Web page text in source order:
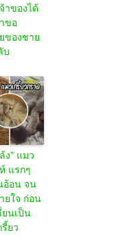
าของได้
ขอ
ของชาย
บ
ง” แมว
แรกๆ
อ้อน จน
ยใจ ก่อน
ยนเป็น
รี้ยว